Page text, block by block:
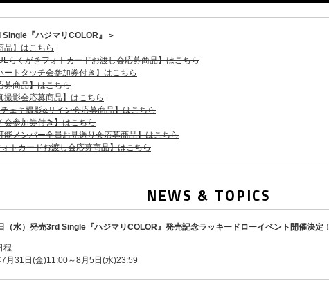
『ハジマリCOLOR』＞
品】はこちら
らくがきフォトカードお渡し会応募商品】はこちら
ートタッチ会参加券付き】はこちら
募商品】はこちら
撮影会応募商品】はこちら
ェキ撮影&サイン会応募商品】はこちら
会参加券付き】はこちら
能メンバー全員お見送り会応募商品】はこちら
トカードお渡し会応募商品】はこちら
NEWS & TOPICS
（水）発売3rd Single『ハジマリCOLOR』発売記念ラッキードローイベント開催決定！
程
月31日(金)11:00～8月5日(水)23:59